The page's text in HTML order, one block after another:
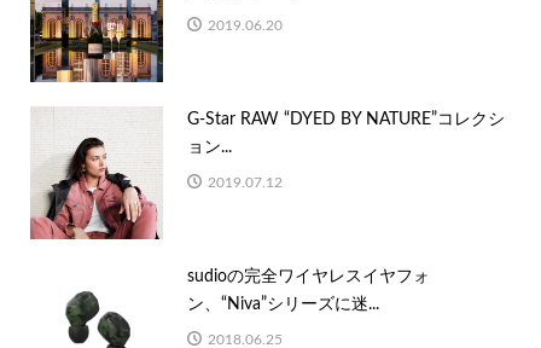
2019.06.20
G-Star RAW “DYED BY NATURE”コレクシ
ョン...
2019.07.12
sudioの完全ワイヤレスイヤフォ
ン、“Niva”シリーズに迷...
2018.06.25